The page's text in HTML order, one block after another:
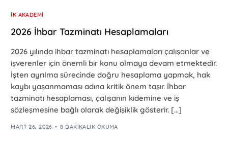
İK AKADEMI
2026 İhbar Tazminatı Hesaplamaları
2026 yılında ihbar tazminatı hesaplamaları çalışanlar ve
işverenler için önemli bir konu olmaya devam etmektedir.
İşten ayrılma sürecinde doğru hesaplama yapmak, hak
kaybı yaşanmaması adına kritik önem taşır. İhbar
tazminatı hesaplaması, çalışanın kıdemine ve iş
sözleşmesine bağlı olarak değişiklik gösterir. […]
MART 26, 2026 8 DAKIKALIK OKUMA